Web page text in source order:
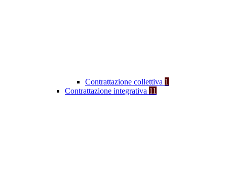
Contrattazione collettiva 1
Contrattazione integrativa 11